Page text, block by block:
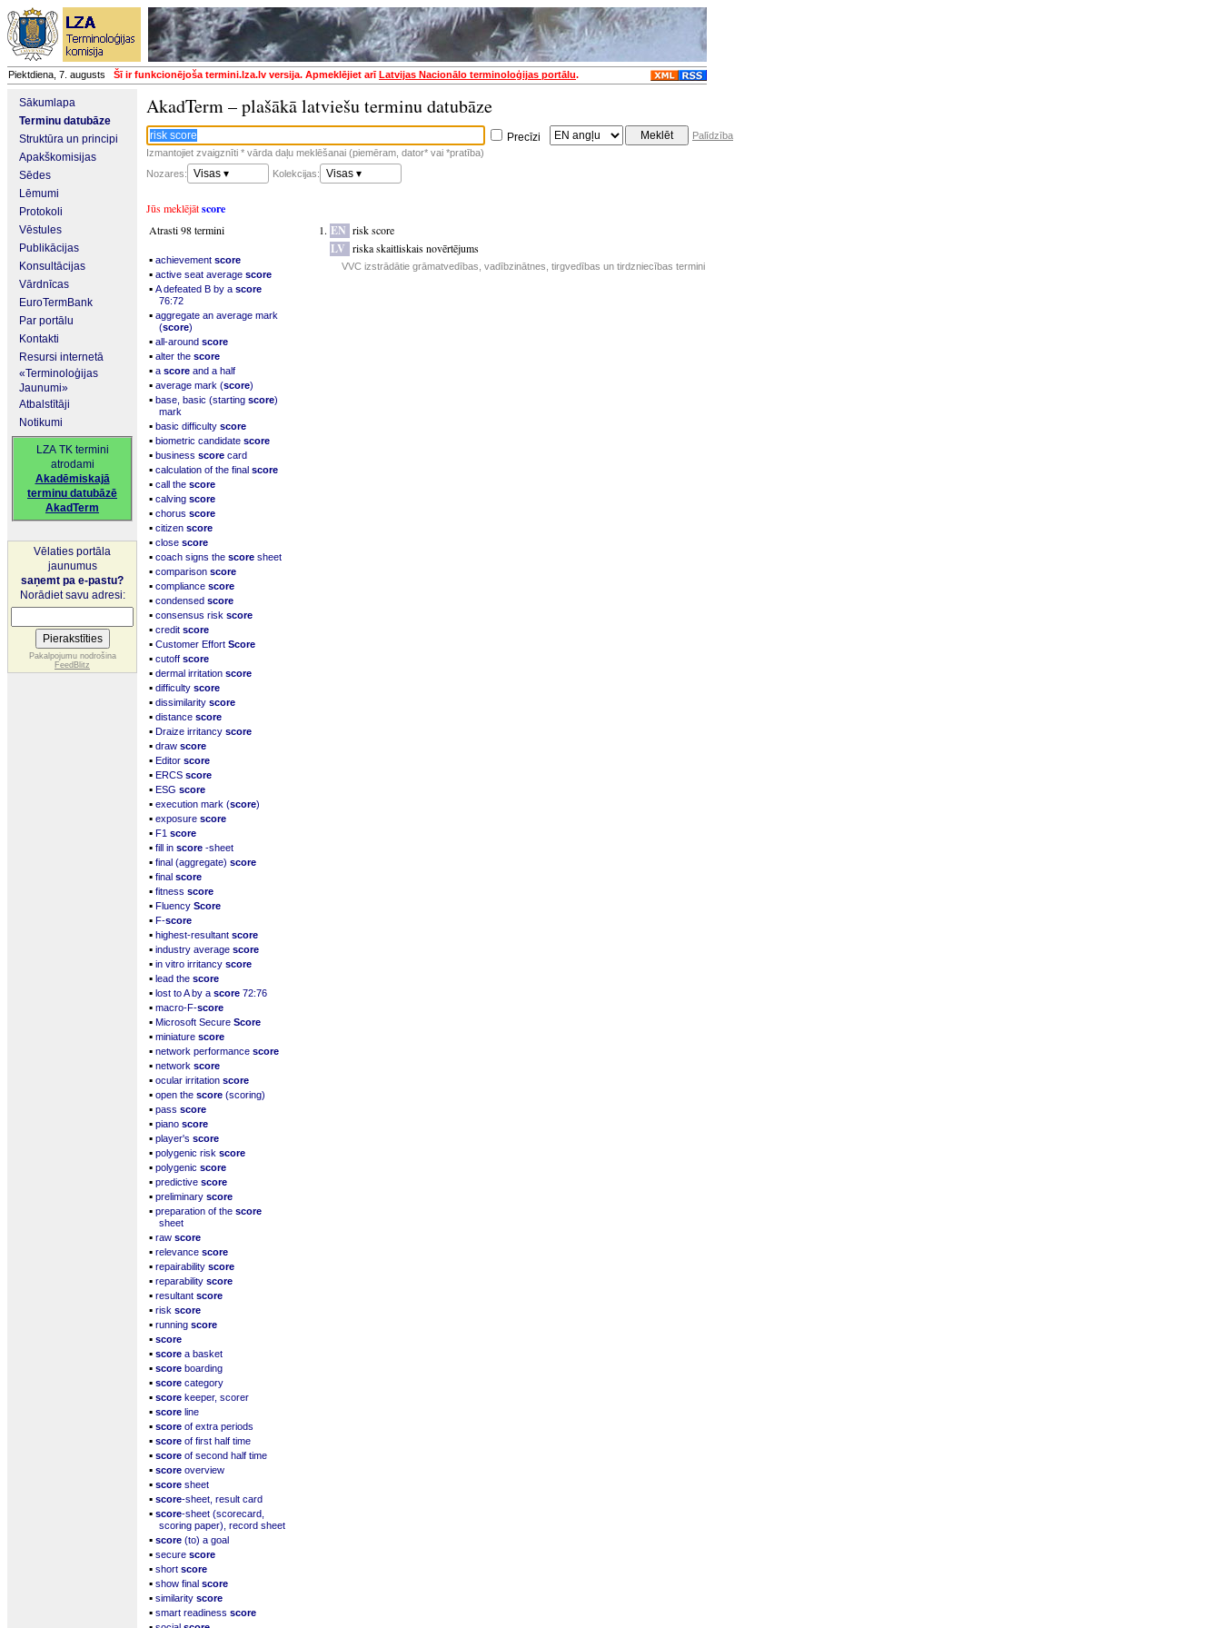
Piektdiena, 7. augusts Šī ir funkcionējoša termini.lza.lv versija. Apmeklējiet arīLatvijas Nacionālo terminoloģijas portālu.
Sākumlapa
Terminu datubāze
Struktūra un principi
Apakškomisijas
Sēdes
Lēmumi
Protokoli
Vēstules
Publikācijas
Konsultācijas
Vārdnīcas
EuroTermBank
Par portālu
Kontakti
Resursi internetā
«Terminoloģijas
Jaunumi»
Atbalstītāji
Notikumi
LZA TK termini
atrodami
Akadēmiskajā
terminu datubāzē
AkadTerm
Vēlaties portāla
jaunumus
saņemt pa e-pastu?
Norādiet savu adresi:
Pakalpojumu nodrošina
FeedBlitz
AkadTerm – plašākā latviešu terminu datubāze
Precīzi
Palīdzība
Izmantojiet zvaigznīti * vārda daļu meklēšanai (piemēram, dator* vai *pratība)
Nozares:
Visas ▾ Kolekcijas: Visas ▾
Jūs meklējātscore
Atrasti 98 termini
▪ achievement score
▪ active seat average score
▪ A defeated B by a score
76:72
▪ aggregate an average mark
(score)
▪ all-around score
▪ alter the score
▪ a score and a half
▪ average mark (score)
▪ base, basic (starting score)
mark
▪ basic difficulty score
▪ biometric candidate score
▪ business score card
▪ calculation of the final score
▪ call the score
▪ calving score
▪ chorus score
▪ citizen score
▪ close score
▪ coach signs the score sheet
▪ comparison score
▪ compliance score
▪ condensed score
▪ consensus risk score
▪ credit score
▪ Customer Effort Score
▪ cutoff score
▪ dermal irritation score
▪ difficulty score
▪ dissimilarity score
▪ distance score
▪ Draize irritancy score
▪ draw score
▪ Editor score
▪ ERCS score
▪ ESG score
▪ execution mark (score)
▪ exposure score
▪ F1 score
▪ fill in score -sheet
▪ final (aggregate) score
▪ final score
▪ fitness score
▪ Fluency Score
▪ F-score
▪ highest-resultant score
▪ industry average score
▪ in vitro irritancy score
▪ lead the score
▪ lost to A by a score 72:76
▪ macro-F-score
▪ Microsoft Secure Score
▪ miniature score
▪ network performance score
▪ network score
▪ ocular irritation score
▪ open the score (scoring)
▪ pass score
▪ piano score
▪ player's score
▪ polygenic risk score
▪ polygenic score
▪ predictive score
▪ preliminary score
▪ preparation of the score
sheet
▪ raw score
▪ relevance score
▪ repairability score
▪ reparability score
▪ resultant score
▪ risk score
▪ running score
▪ score
▪ score a basket
▪ score boarding
▪ score category
▪ score keeper, scorer
▪ score line
▪ score of extra periods
▪ score of first half time
▪ score of second half time
▪ score overview
▪ score sheet
▪ score-sheet, result card
▪ score-sheet (scorecard,
scoring paper), record sheet
▪ score (to) a goal
▪ secure score
▪ short score
▪ show final score
▪ similarity score
▪ smart readiness score
EN risk score
LV riska skaitliskais novērtējums
VVC izstrādātie grāmatvedības, vadībzinātnes, tirgvedības un tirdzniecības termini